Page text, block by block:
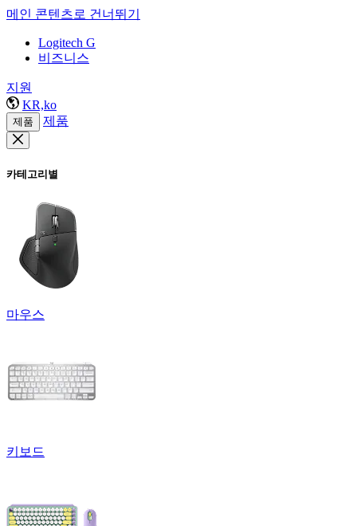
메인 콘텐츠로 건너뛰기
Logitech G
비즈니스
지원
KR,ko
제품 제품
카테고리별
마우스
키보드